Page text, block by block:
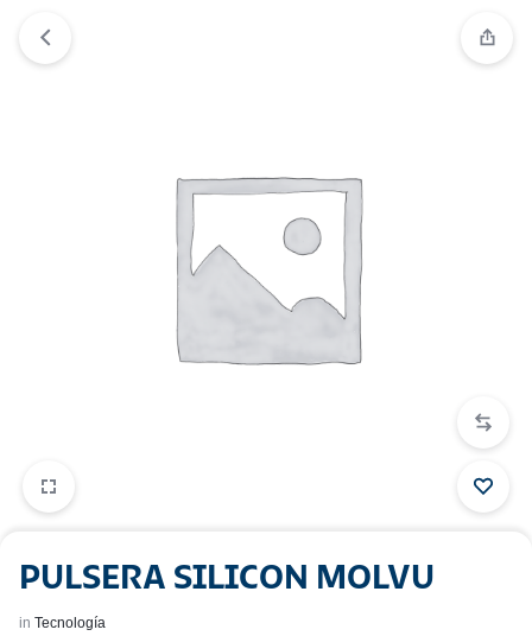
PULSERA SILICON MOLVU
in Tecnología